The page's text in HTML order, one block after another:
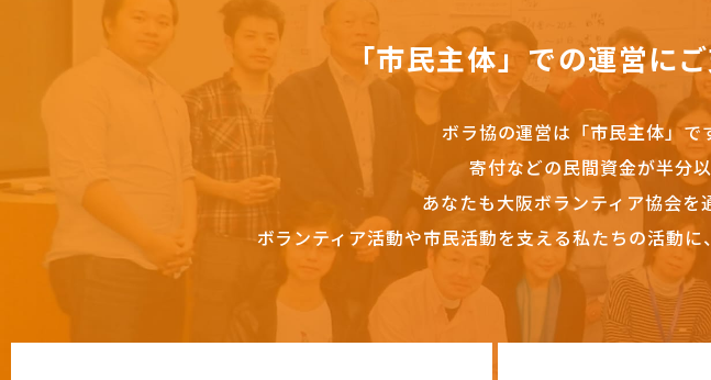
「市民主体」での運営に
ボラ協の運営は「市民主体」で
寄付などの民間資金が半分
あなたも大阪ボランティア協会を
ボランティア活動や市民活動を支える私たちの活動